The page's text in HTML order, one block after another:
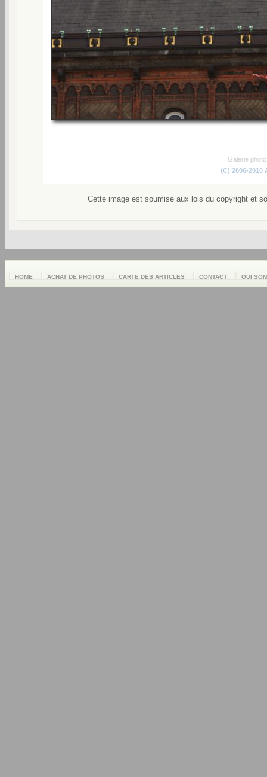
Galerie
(C) 2006-2010
Cette image est soumise aux lois du copyright et
HOME ACHAT DE PHOTOS CARTE DES ARTICLES CONTACT QUI